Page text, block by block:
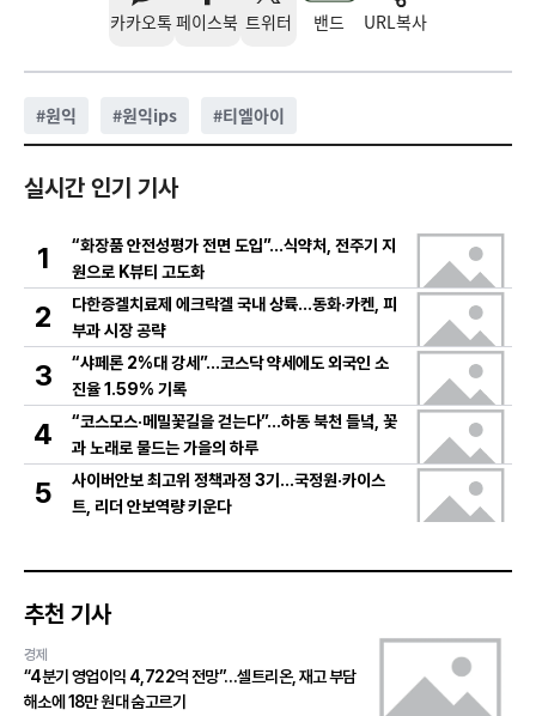
카카오톡 페이스북 트위터 밴드 URL복사
#원익 #원익ips #티엘아이
실시간 인기 기사
1
“화장품 안전성평가 전면 도입”…식약처, 전주기 지
원으로 K뷰티 고도화
2
다한증겔치료제 에크락겔 국내 상륙…동화·카켄, 피
부과 시장 공략
3
“샤페론 2%대 강세”…코스닥 약세에도 외국인 소
진율 1.59% 기록
4
“코스모스·메밀꽃길을 걷는다”…하동 북천 들녘, 꽃
과 노래로 물드는 가을의 하루
5
사이버안보 최고위 정책과정 3기…국정원·카이스
트, 리더 안보역량 키운다
추천 기사
경제
“4분기 영업이익 4,722억 전망”…셀트리온, 재고 부담
해소에 18만 원대 숨고르기